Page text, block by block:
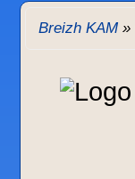
Breizh KAM »